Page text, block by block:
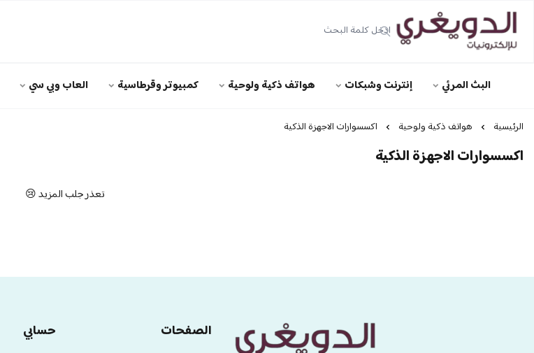
الدويغري • للإلكترونيات
البث المرئي إنترنت وشبكات هواتف ذكية ولوحية كمبيوتر وقرطاسية العاب وبي سي
الرئيسية هواتف ذكية ولوحية اكسسوارات الاجهزة الذكية
اكسسوارات الاجهزة الذكية
تعذر جلب المزيد 😢
الصفحات حسابي